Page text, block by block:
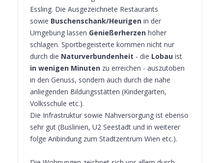
Essling. Die Ausgezeichnete Restaurants
sowie Buschenschank/Heurigen in der
Umgebung lassen Genießerherzen höher
schlagen. Sportbegeisterte kommen nicht nur
durch die Naturverbundenheit - die Lobau ist
in wenigen Minuten zu erreichen - auszutoben
in den Genuss, sondern auch durch die nahe
anliegenden Bildungsstätten (Kindergarten,
Volksschule etc.).
Die Infrastruktur sowie Nahversorgung ist ebenso
sehr gut (Buslinien, U2 Seestadt und in weiterer
folge Anbindung zum Stadtzentrum Wien etc.).